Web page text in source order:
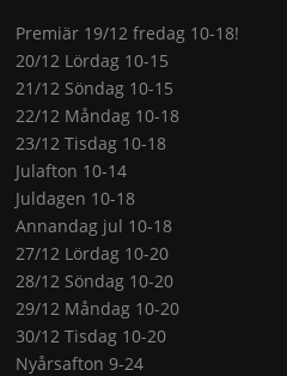
Premiär 19/12 fredag 10-18!
20/12 Lördag 10-15
21/12 Söndag 10-15
22/12 Måndag 10-18
23/12 Tisdag 10-18
Julafton 10-14
Juldagen 10-18
Annandag jul 10-18
27/12 Lördag 10-20
28/12 Söndag 10-20
29/12 Måndag 10-20
30/12 Tisdag 10-20
Nyårsafton 9-24